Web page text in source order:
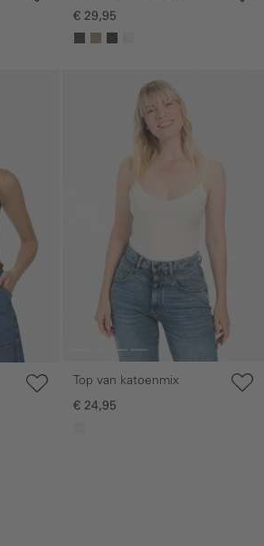
spaghettibandjes
€ 29,95
Galerie overslaan
Top van katoenmix
€ 24,95